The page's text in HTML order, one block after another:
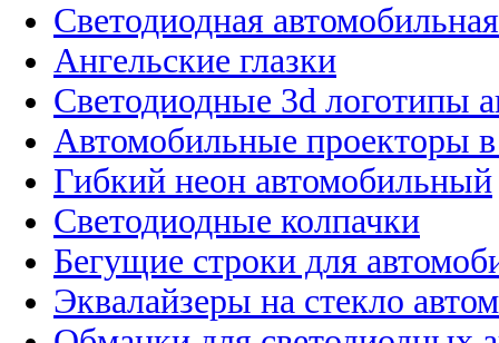
Светодиодная
Ангельские глазки
Светодиодные 3d логотипы
Автомобильные проекторы
Гибкий неон автомобильный
Светодиодные колпачки
Бегущие строки для
Эквалайзеры на стекло